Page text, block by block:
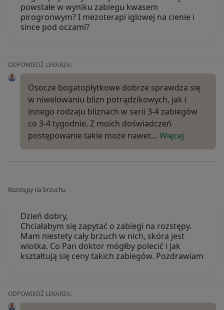
powstałe w wyniku zabiegu kwasem
pirogronwym? I mezoterapi iglowej na cienie i
since pod oczami?
ODPOWIEDŹ LEKARZA:
Osocze bogatopłytkowe dobrze sprawdza się
w niwelowaniu blizn potrądzikowych, jak i
innego rodzaju bliznach w serii 3-4 zabiegów
co 3-4 tygodnie. Z moich doświadczeń
postępowanie takie może nawet… Więcej
Rozstępy na brzuchu
Dzień dobry,
Chciałabym się zapytać o zabiegi na rozstępy.
Mam niestety cały brzuch w nich, skóra jest
wiotka. Co Pan doktor mógłby polecić i jak
kształtują się ceny takich zabiegów. Pozdrawiam
ODPOWIEDŹ LEKARZA: